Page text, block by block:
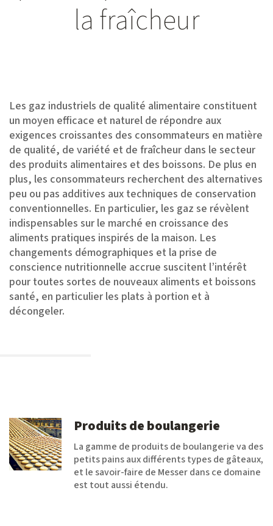
la fraîcheur
Les gaz industriels de qualité alimentaire constituent
un moyen efficace et naturel de répondre aux
exigences croissantes des consommateurs en matière
de qualité, de variété et de fraîcheur dans le secteur
des produits alimentaires et des boissons. De plus en
plus, les consommateurs recherchent des alternatives
peu ou pas additives aux techniques de conservation
conventionnelles. En particulier, les gaz se révèlent
indispensables sur le marché en croissance des
aliments pratiques inspirés de la maison. Les
changements démographiques et la prise de
conscience nutritionnelle accrue suscitent l’intérêt
pour toutes sortes de nouveaux aliments et boissons
santé, en particulier les plats à portion et à
décongeler.
Produits de boulangerie
La gamme de produits de boulangerie va des
petits pains aux différents types de gâteaux,
et le savoir-faire de Messer dans ce domaine
est tout aussi étendu.